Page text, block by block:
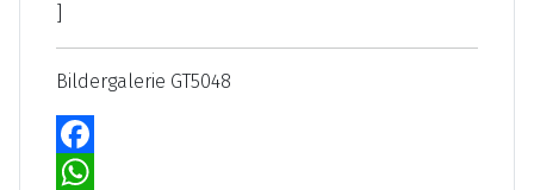
Bildergalerie GT5048
Facebook